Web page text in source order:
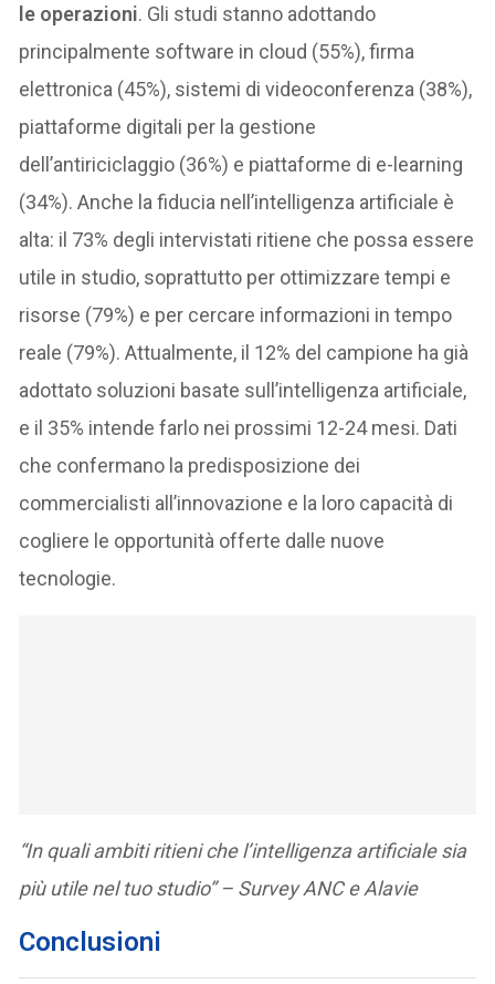
le operazioni. Gli studi stanno adottando
principalmente software in cloud (55%), firma
elettronica (45%), sistemi di videoconferenza (38%),
piattaforme digitali per la gestione
dell’antiriciclaggio (36%) e piattaforme di e-learning
(34%). Anche la fiducia nell’intelligenza artificiale è
alta: il 73% degli intervistati ritiene che possa essere
utile in studio, soprattutto per ottimizzare tempi e
risorse (79%) e per cercare informazioni in tempo
reale (79%). Attualmente, il 12% del campione ha già
adottato soluzioni basate sull’intelligenza artificiale,
e il 35% intende farlo nei prossimi 12-24 mesi. Dati
che confermano la predisposizione dei
commercialisti all’innovazione e la loro capacità di
cogliere le opportunità offerte dalle nuove
tecnologie.
“In quali ambiti ritieni che l’intelligenza artificiale sia
più utile nel tuo studio” – Survey ANC e Alavie
Conclusioni